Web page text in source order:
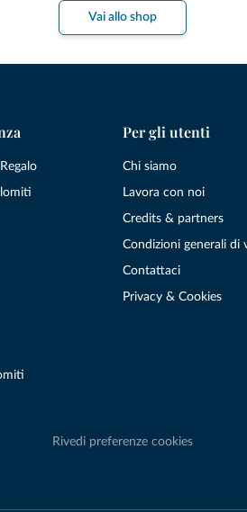
Vai allo shop
Per gli utenti
Chi siamo
Lavora con noi
Credits & partners
Condizioni generali di
Contattaci
Privacy & Cookies
Rivedi preferenze cookies